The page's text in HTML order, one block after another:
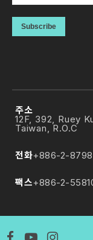
Subscribe
주소
12F, 392, Ruey
Taiwan, R.O.C
전화+886-2-
팩스+886-2-